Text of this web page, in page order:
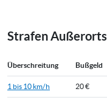
Strafen
Überschreitung Bußgeld
1 bis 10 km/h 20 €